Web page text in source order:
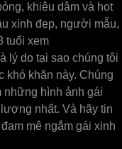
khiêu dâm và hot
xinh đẹp, người mẫu,
tuổi xem
lý do tại sao chúng tôi
khó khăn này. Chúng
những hình ảnh gái
nhất. Và hãy tin
mê ngắm gái xinh